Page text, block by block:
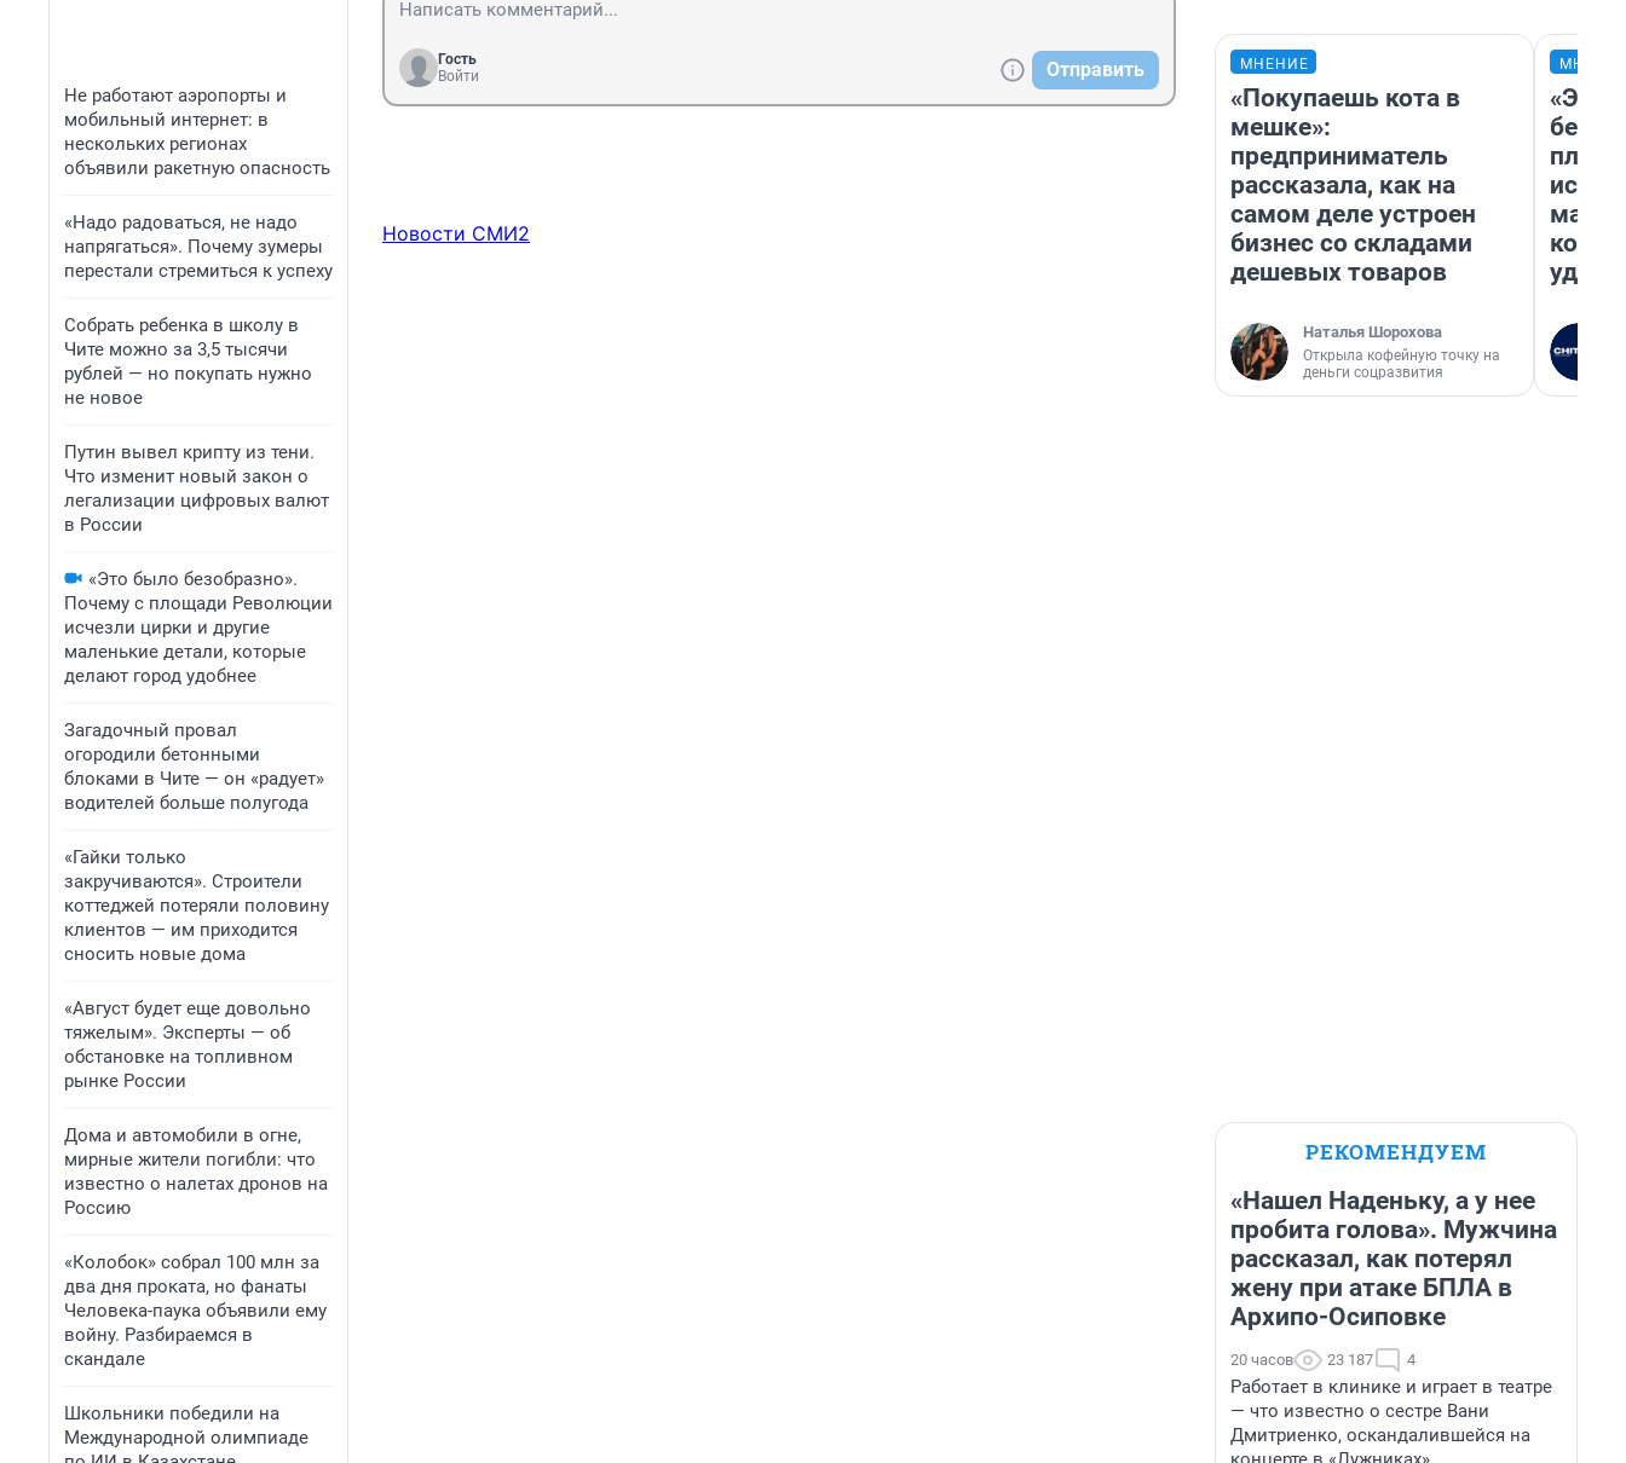
Не работают аэропорты и
мобильный интернет: в
нескольких регионах
объявили ракетную опасность
«Надо радоваться, не надо
напрягаться». Почему зумеры
перестали стремиться к успеху
Собрать ребенка в школу в
Чите можно за 3,5 тысячи
рублей — но покупать нужно
не новое
Путин вывел крипту из тени.
Что изменит новый закон о
легализации цифровых валют
в России
«Это было безобразно».
Почему с площади Революции
исчезли цирки и другие
маленькие детали, которые
делают город удобнее
Загадочный провал
огородили бетонными
блоками в Чите — он «радует»
водителей больше полугода
«Гайки только
закручиваются». Строители
коттеджей потеряли половину
клиентов — им приходится
сносить новые дома
«Август будет еще довольно
тяжелым». Эксперты — об
обстановке на топливном
рынке России
Дома и автомобили в огне,
мирные жители погибли: что
известно о налетах дронов на
Россию
«Колобок» собрал 100 млн за
два дня проката, но фанаты
Человека-паука объявили ему
войну. Разбираемся в
скандале
Школьники победили на
Международной олимпиаде
Гость
Войти
Отправить
Новости СМИ2
МНЕНИЕ
«Покупаешь кота в
мешке»:
предприниматель
рассказала, как на
самом деле устроен
бизнес со складами
дешевых товаров
Наталья Шорохова
Открыла кофейную точку на
деньги соцразвития
«Это
РЕКОМЕНДУЕМ
«Нашел Наденьку, а у нее
пробита голова». Мужчина
рассказал, как потерял
жену при атаке БПЛА в
Архипо-Осиповке
20 часов 23 187 4
Работает в клинике и играет в театре
— что известно о сестре Вани
Дмитриенко, оскандалившейся на